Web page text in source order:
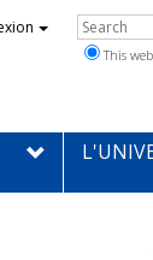
This